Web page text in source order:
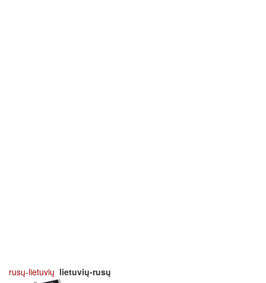
rusų-lietuvių lietuvių-rusų